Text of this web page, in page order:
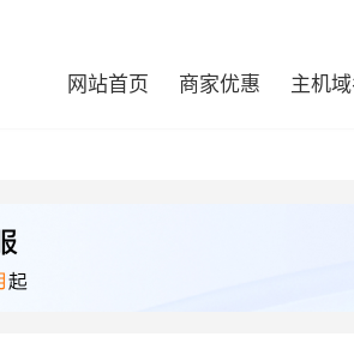
网站首页 商家优惠 主机